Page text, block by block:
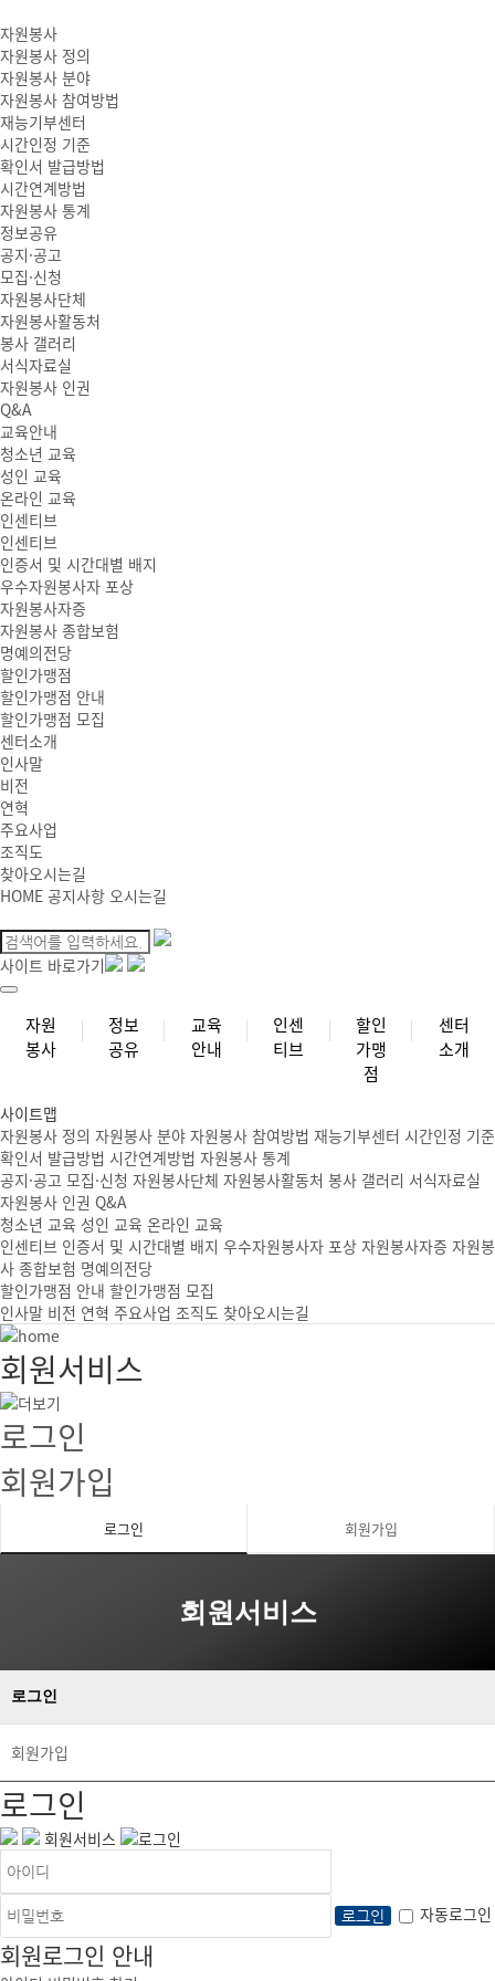
자원봉사
자원봉사 정의
자원봉사 분야
자원봉사 참여방법
재능기부센터
시간인정 기준
확인서 발급방법
시간연계방법
자원봉사 통계
정보공유
공지·공고
모집·신청
자원봉사단체
자원봉사활동처
봉사 갤러리
서식자료실
자원봉사 인권
Q&A
교육안내
청소년 교육
성인 교육
온라인 교육
인센티브
인센티브
인증서 및 시간대별 배지
우수자원봉사자 포상
자원봉사자증
자원봉사 종합보험
명예의전당
할인가맹점
할인가맹점 안내
할인가맹점 모집
센터소개
인사말
비전
연혁
주요사업
조직도
찾아오시는길
HOME 공지사항 오시는길
사이트 바로가기
자원
봉사
정보
공유
교육
안내
인센
티브
할인
가맹
점
센터
소개
사이트맵
자원봉사 정의 자원봉사 분야 자원봉사 참여방법 재능기부센터 시간인정 기준
확인서 발급방법 시간연계방법 자원봉사 통계
공지·공고 모집·신청 자원봉사단체 자원봉사활동처 봉사 갤러리 서식자료실
자원봉사 인권 Q&A
청소년 교육 성인 교육 온라인 교육
인센티브 인증서 및 시간대별 배지 우수자원봉사자 포상 자원봉사자증 자원봉
사 종합보험 명예의전당
할인가맹점 안내 할인가맹점 모집
인사말 비전 연혁 주요사업 조직도 찾아오시는길
회원서비스
로그인
회원가입
로그인 회원가입
회원서비스
로그인
회원가입
로그인
회원서비스 로그인
자동로그인
회원로그인 안내